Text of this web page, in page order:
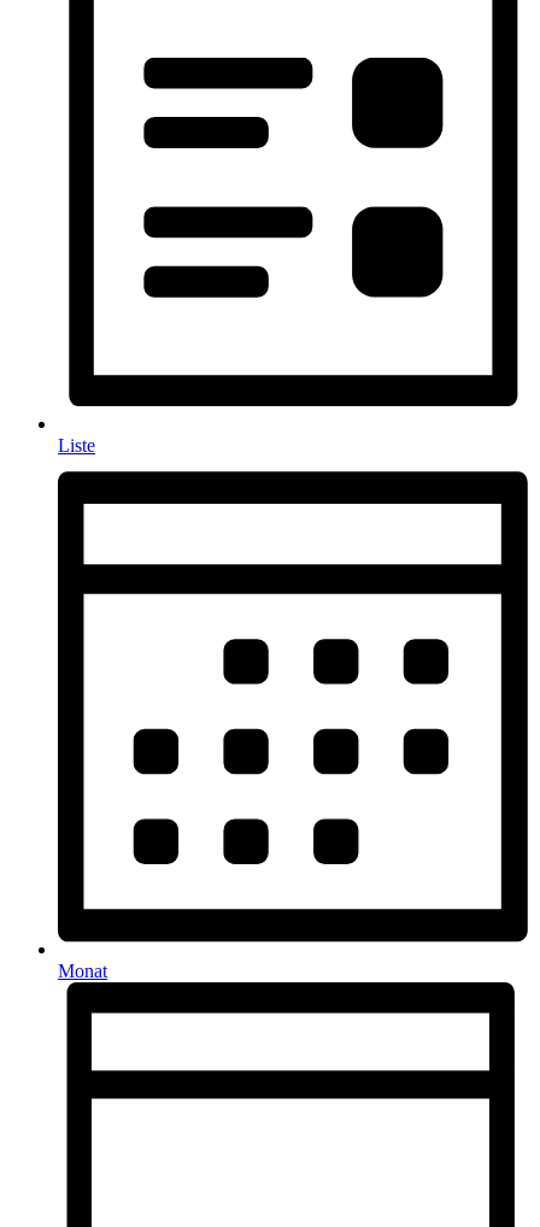
Liste
Monat